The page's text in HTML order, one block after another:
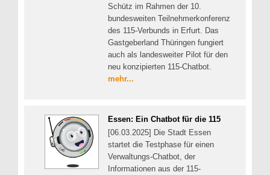
Schütz im Rahmen der 10.
bundesweiten Teilnehmerkonferenz
des 115-Verbunds in Erfurt. Das
Gastgeberland Thüringen fungiert
auch als landesweiter Pilot für den
neu konzipierten 115-Chatbot.
mehr...
Essen: Ein Chatbot für die 115
[06.03.2025] Die Stadt Essen
startet die Testphase für einen
Verwaltungs-Chatbot, der
Informationen aus der 115-